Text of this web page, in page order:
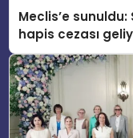
Meclis’e
hapis cezası